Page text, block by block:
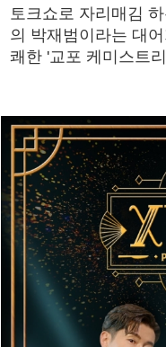
토크쇼로 자리매김
의 박재범이라는 대
쾌한 '교포 케미스트